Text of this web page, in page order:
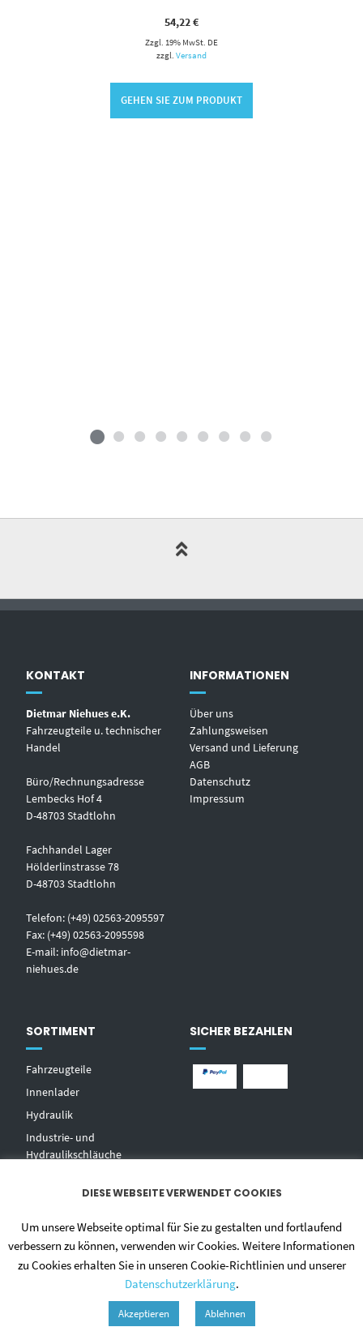
54,22€
Zzgl. 19% MwSt. DE
zzgl.Versand
GEHEN SIE ZUM PRODUKT
KONTAKT
Dietmar Niehues e.K.
Fahrzeugteile u. technischer
Handel
Büro/Rechnungsadresse
Lembecks Hof 4
D-48703 Stadtlohn
Fachhandel Lager
Hölderlinstrasse 78
D-48703 Stadtlohn
Telefon: (+49) 02563-2095597
Fax: (+49) 02563-2095598
E-mail: info@dietmar-
niehues.de
INFORMATIONEN
Über uns
Zahlungsweisen
Versand und Lieferung
AGB
Datenschutz
Impressum
SORTIMENT
Fahrzeugteile
Innenlader
Hydraulik
Industrie- und
Hydraulikschläuche
Zentralschmierungen
Hochdruckwaschgeräte und
SICHER BEZAHLEN
DIESE WEBSEITE VERWENDET COOKIES
Um unsere Webseite optimal für Sie zu gestalten und fortlaufend
verbessern zu können, verwenden wir Cookies. Weitere Informationen
zu Cookies erhalten Sie in unseren Cookie-Richtlinien und unserer
Datenschutzerklärung.
Akzeptieren Ablehnen